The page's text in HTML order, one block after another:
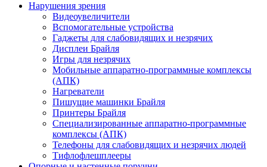
Нарушения зрения
Видеоувеличители
Вспомогательные устройства
Гаджеты для слабовидящих и незрячих
Дисплеи Брайля
Игры для незрячих
Мобильные аппаратно-программные комплексы
(АПК)
Нагреватели
Пишущие машинки Брайля
Принтеры Брайля
Специализированные аппаратно-программные
комплексы (АПК)
Телефоны для слабовидящих и незрячих людей
Тифлофлешплееры